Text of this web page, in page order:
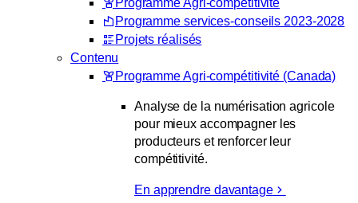
Programme Agri-compétitivité
Programme services-conseils 2023-2028
Projets réalisés
Contenu
Programme Agri-compétitivité (Canada)
Analyse de la numérisation agricole
pour mieux accompagner les
producteurs et renforcer leur
compétitivité.
En apprendre davantage